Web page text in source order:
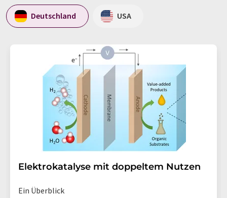
Deutschland USA
Elektrokatalyse mit doppeltem Nutzen
Ein Überblick